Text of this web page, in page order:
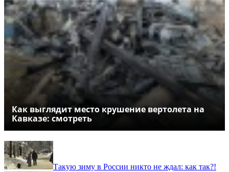
Как выглядит место крушение вертолета на
Кавказе: смотреть
Такую зиму в России никто не ждал: как так?!